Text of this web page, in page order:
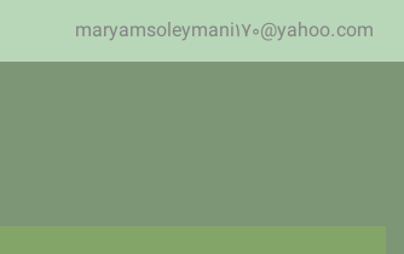
maryamsoleymani170@yahoo.com